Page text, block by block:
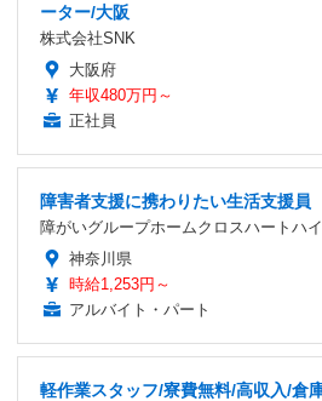
ーター/大阪
株式会社SNK
大阪府
年収480万円～
正社員
障害者支援に携わりたい生活支援員
障がいグループホームクロスハートハ
神奈川県
時給1,253円～
アルバイト・パート
軽作業スタッフ/寮費無料/高収入/倉